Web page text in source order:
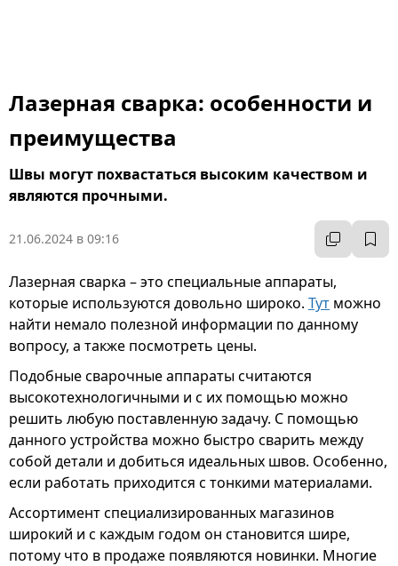
Лазерная сварка: особенности и
преимущества
Швы могут похвастаться высоким качеством и
являются прочными.
21.06.2024 в 09:16
Лазерная сварка – это специальные аппараты,
которые используются довольно широко. Тут можно
найти немало полезной информации по данному
вопросу, а также посмотреть цены.
Подобные сварочные аппараты считаются
высокотехнологичными и с их помощью можно
решить любую поставленную задачу. С помощью
данного устройства можно быстро сварить между
собой детали и добиться идеальных швов. Особенно,
если работать приходится с тонкими материалами.
Ассортимент специализированных магазинов
широкий и с каждым годом он становится шире,
потому что в продаже появляются новинки. Многие